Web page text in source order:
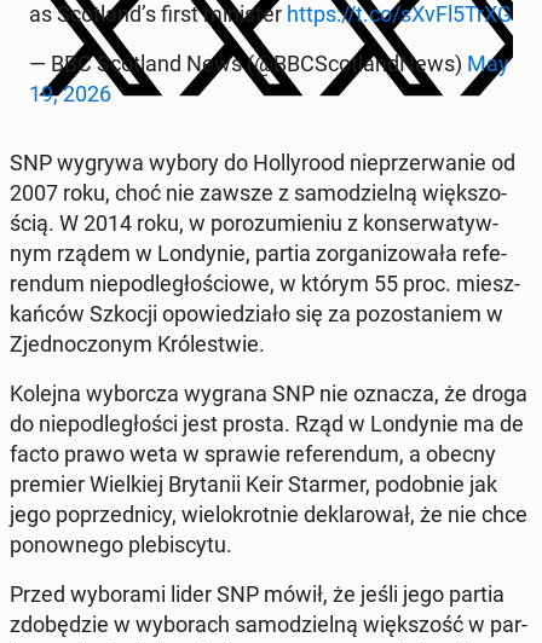
as Sco­tland’s first mi­ni­ster https://t.co/sXvFl5TrXG
— BBC Sco­tland News (@BBC­Sco­tland­News) May
19, 2026
SNP wygrywa wybory do Hol­ly­ro­od nie­prze­rwa­nie od
2007 roku, choć nie zawsze z sa­mo­dziel­ną więk­szo­
ścią. W 2014 roku, w po­ro­zu­mie­niu z kon­ser­wa­tyw­
nym rządem w Lon­dy­nie, partia zor­ga­ni­zo­wa­ła re­fe­
ren­dum nie­pod­le­gło­ścio­we, w którym 55 proc. miesz­
kań­ców Szkocji opo­wie­dzia­ło się za po­zo­sta­niem w
Zjed­no­czo­nym Kró­le­stwie.
Kolejna wy­bor­cza wygrana SNP nie oznacza, że droga
do nie­pod­le­gło­ści jest prosta. Rząd w Lon­dy­nie ma de
facto prawo weta w sprawie re­fe­ren­dum, a obecny
premier Wiel­kiej Bry­ta­nii Keir Starmer, po­dob­nie jak
jego po­przed­ni­cy, wie­lo­krot­nie de­kla­ro­wał, że nie chce
po­now­ne­go ple­bi­scy­tu.
Przed wy­bo­ra­mi lider SNP mówił, że jeśli jego partia
zdo­bę­dzie w wy­bo­rach sa­mo­dziel­ną więk­szość w par­